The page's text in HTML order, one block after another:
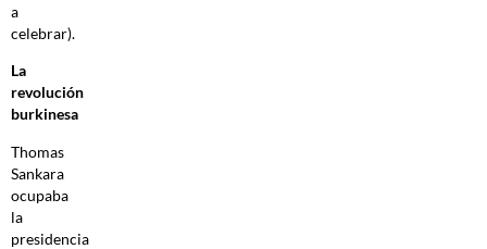
a
celebrar).
La
revolución
burkinesa
Thomas
Sankara
ocupaba
la
presidencia